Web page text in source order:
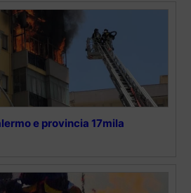
e provincia 17mila